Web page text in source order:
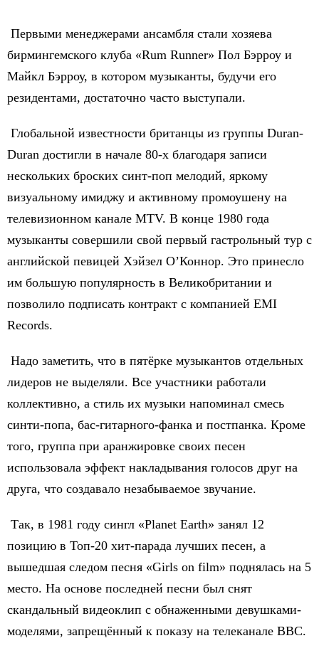
Первыми менеджерами ансамбля стали хозяева
бирмингемского клуба «Rum Runner» Пол Бэрроу и
Майкл Бэрроу, в котором музыканты, будучи его
резидентами, достаточно часто выступали.
Глобальной известности британцы из группы Duran-
Duran достигли в начале 80-х благодаря записи
нескольких броских синт-поп мелодий, яркому
визуальному имиджу и активному промоушену на
телевизионном канале MTV. В конце 1980 года
музыканты совершили свой первый гастрольный тур с
английской певицей Хэйзел О’Коннор. Это принесло
им большую популярность в Великобритании и
позволило подписать контракт с компанией EMI
Records.
Надо заметить, что в пятёрке музыкантов отдельных
лидеров не выделяли. Все участники работали
коллективно, а стиль их музыки напоминал смесь
синти-попа, бас-гитарного-фанка и постпанка. Кроме
того, группа при аранжировке своих песен
использовала эффект накладывания голосов друг на
друга, что создавало незабываемое звучание.
Так, в 1981 году сингл «Planet Earth» занял 12
позицию в Топ-20 хит-парада лучших песен, а
вышедшая следом песня «Girls on film» поднялась на 5
место. На основе последней песни был снят
скандальный видеоклип с обнаженными девушками-
моделями, запрещённый к показу на телеканале BBC.